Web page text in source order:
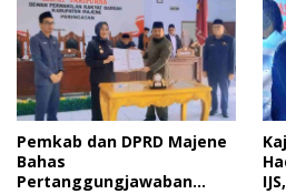
Pemkab dan DPRD Majene
Bahas
Pertanggungjawaban